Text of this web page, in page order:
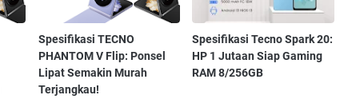
Spesifikasi TECNO
PHANTOM V Flip: Ponsel
Lipat Semakin Murah
Terjangkau!
Spesifikasi Tecno Spark 20:
HP 1 Jutaan Siap Gaming
RAM 8/256GB